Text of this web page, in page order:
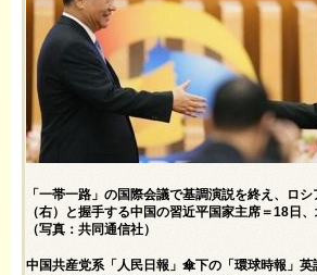
「一帯一路」の国際会議で基調演説を終え、ロ
（右）と握手する中国の習近平国家主席＝18日
（写真：共同通信社）
中国共産党系「人民日報」傘下の「環球時報」